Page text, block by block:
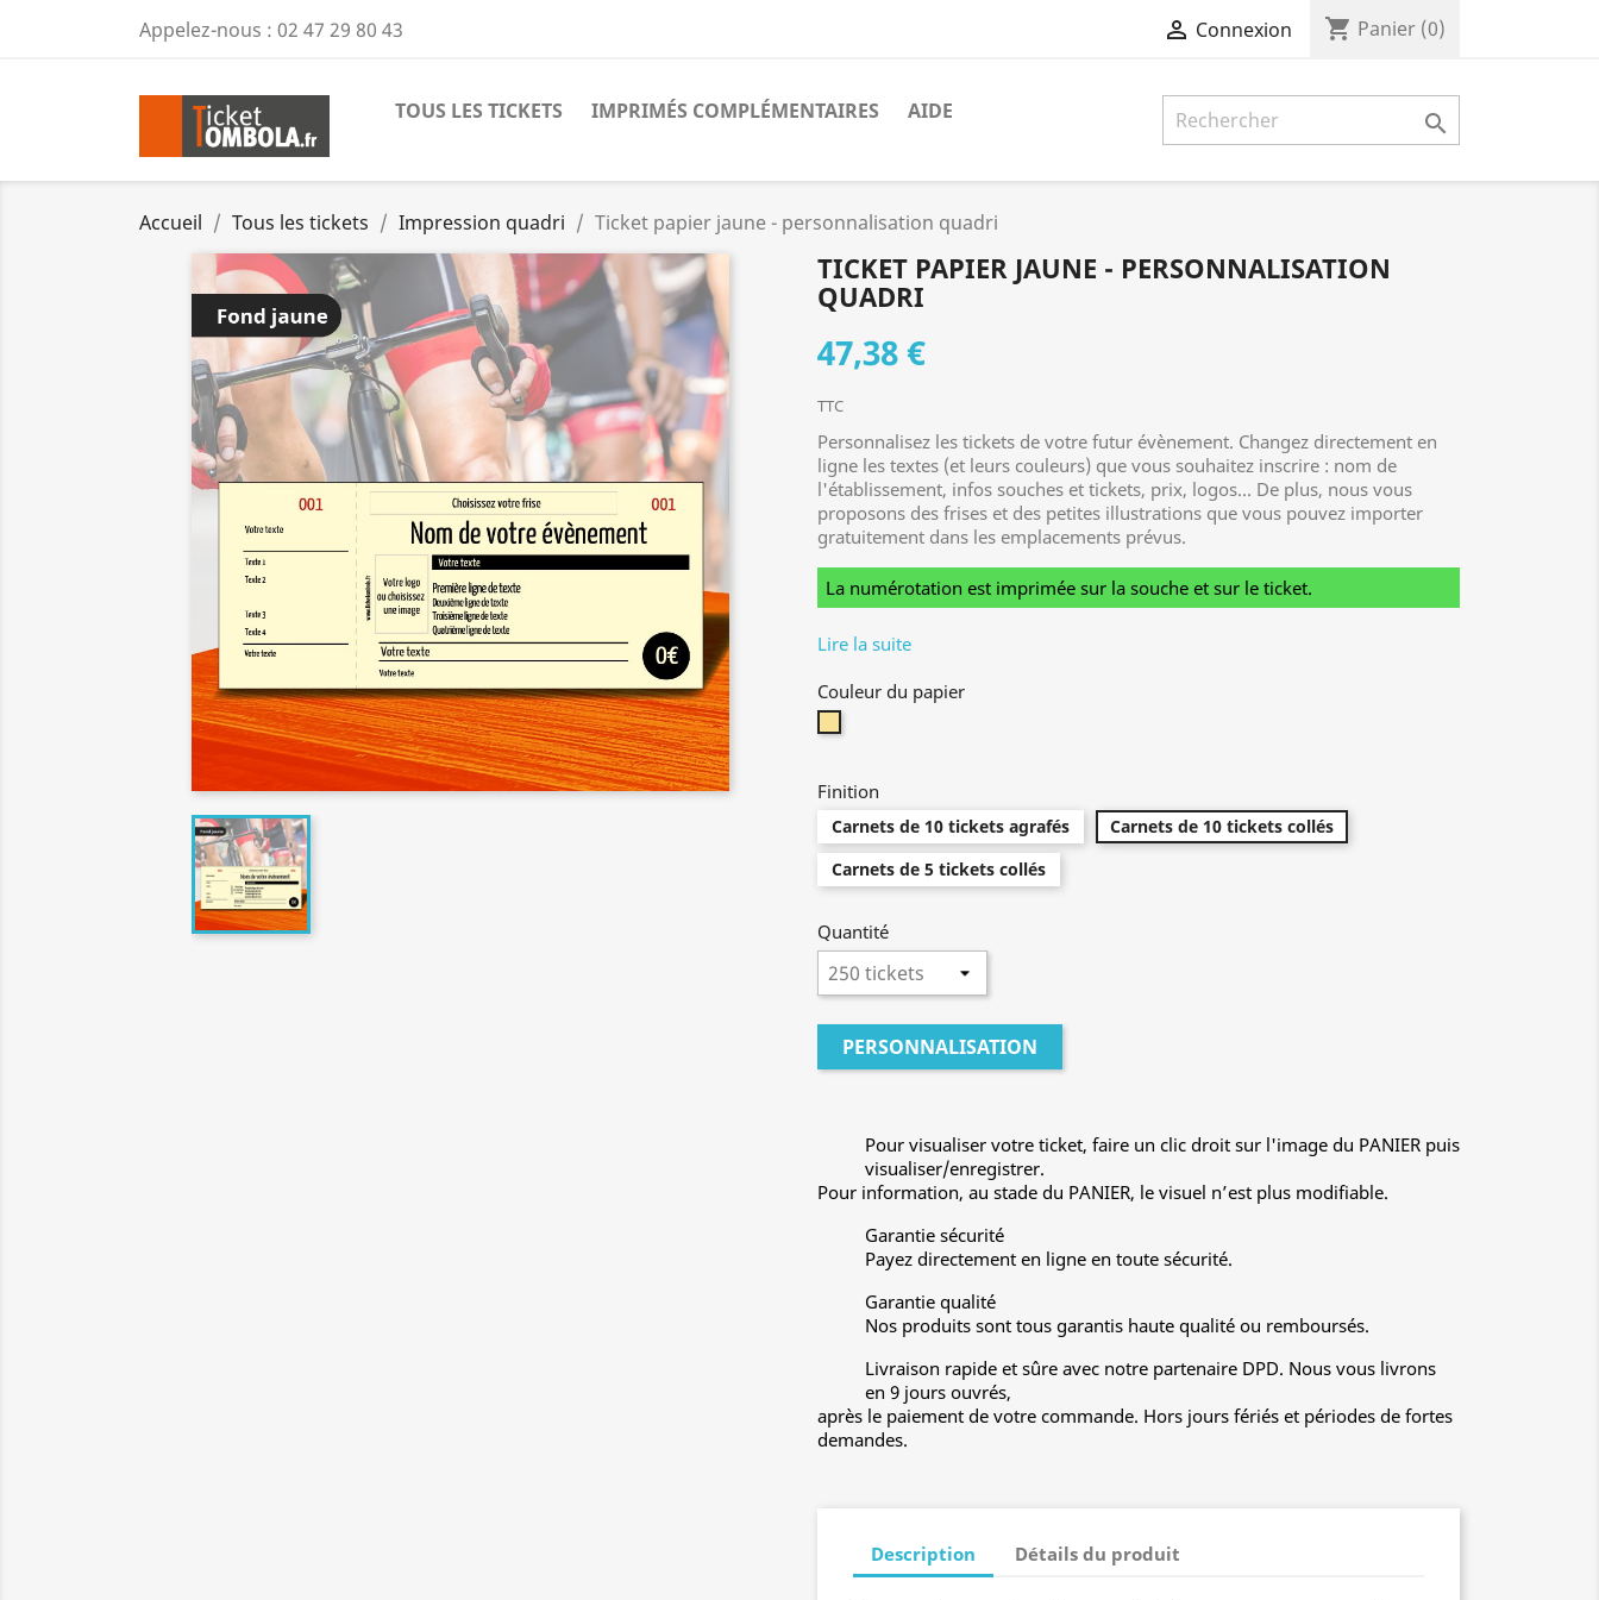
Appelez-nous : 02 47 29 80 43  Connexion shopping_cart Panier (0)
TOUS LES TICKETS IMPRIMÉS COMPLÉMENTAIRES AIDE 
Accueil Tous les tickets Impression quadri Ticket papier jaune - personnalisation quadri
TICKET PAPIER JAUNE - PERSONNALISATION
QUADRI
47,38 €
TTC
Personnalisez les tickets de votre futur évènement. Changez directement en
ligne les textes (et leurs couleurs) que vous souhaitez inscrire : nom de
l'établissement, infos souches et tickets, prix, logos... De plus, nous vous
proposons des frises et des petites illustrations que vous pouvez importer
gratuitement dans les emplacements prévus.
La numérotation est imprimée sur la souche et sur le ticket.
Lire la suite
Couleur du papier
Finition
Carnets de 10 tickets agrafés
Carnets de 10 tickets collés
Carnets de 5 tickets collés
Quantité
PERSONNALISATION
Pour visualiser votre ticket, faire un clic droit sur l'image du PANIER puis
visualiser/enregistrer.
Pour information, au stade du PANIER, le visuel n’est plus modifiable.
Garantie sécurité
Payez directement en ligne en toute sécurité.
Garantie qualité
Nos produits sont tous garantis haute qualité ou remboursés.
Livraison rapide et sûre avec notre partenaire DPD. Nous vous livrons
en 9 jours ouvrés,
après le paiement de votre commande. Hors jours fériés et périodes de fortes
demandes.
Description Détails du produit